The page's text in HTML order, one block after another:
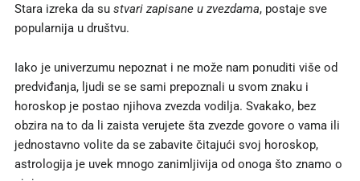
Stara izreka da su stvari zapisane u zvezdama, postaje sve
popularnija u društvu.
Iako je univerzumu nepoznat i ne može nam ponuditi više od
predviđanja, ljudi se se sami prepoznali u svom znaku i
horoskop je postao njihova zvezda vodilja. Svakako, bez
obzira na to da li zaista verujete šta zvezde govore o vama ili
jednostavno volite da se zabavite čitajući svoj horoskop,
astrologija je uvek mnogo zanimljivija od onoga što znamo o